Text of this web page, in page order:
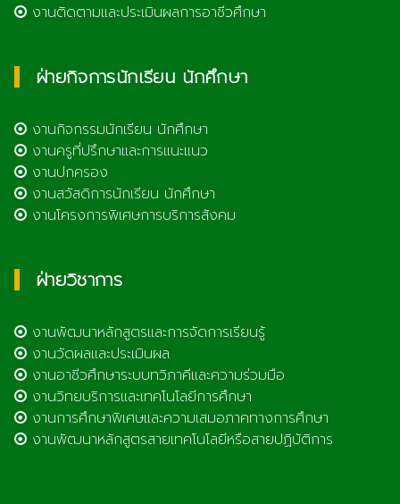
งานติดตามและประเมินผลการอาชีวศึกษา
ฝ่ายกิจการนักเรียน นักศึกษา
งานกิจกรรมนักเรียน นักศึกษา
งานครูที่ปรึกษาและการแนะแนว
งานปกครอง
งานสวัสดิการนักเรียน นักศึกษา
งานโครงการพิเศษการบริการสังคม
ฝ่ายวิชาการ
งานพัฒนาหลักสูตรและการจัดการเรียนรู้
งานวัดผลและประเมินผล
งานอาชีวศึกษาระบบทวิภาคีและความร่วมมือ
งานวิทยบริการและเทคโนโลยีการศึกษา
งานการศึกษาพิเศษและความเสมอภาคทางการศึกษา
งานพัฒนาหลักสูตรสายเทคโนโลยีหรือสายปฏิบัติการ